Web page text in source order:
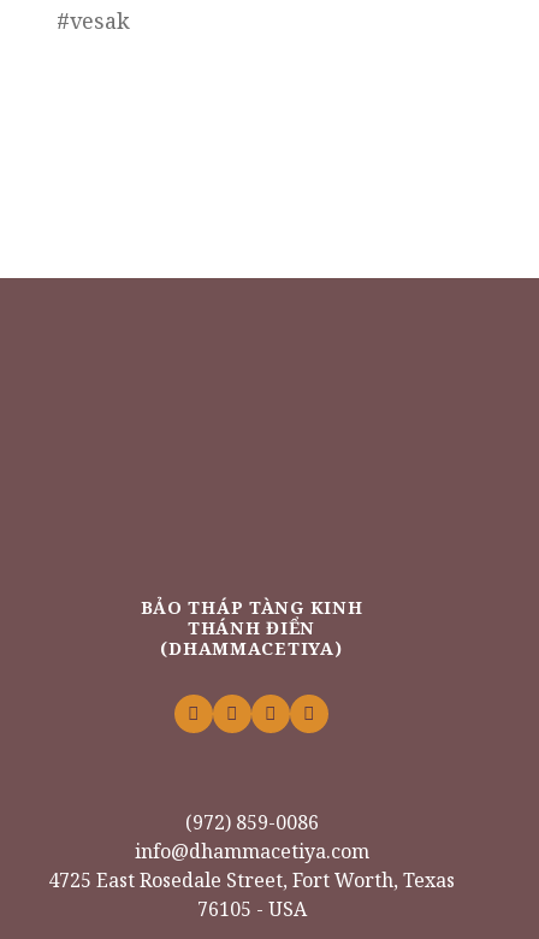
#vesak
BẢO THÁP TÀNG KINH
THÁNH ĐIỂN
(DHAMMACETIYA)
(972) 859-0086
info@dhammacetiya.com
4725 East Rosedale Street, Fort Worth, Texas
76105 - USA